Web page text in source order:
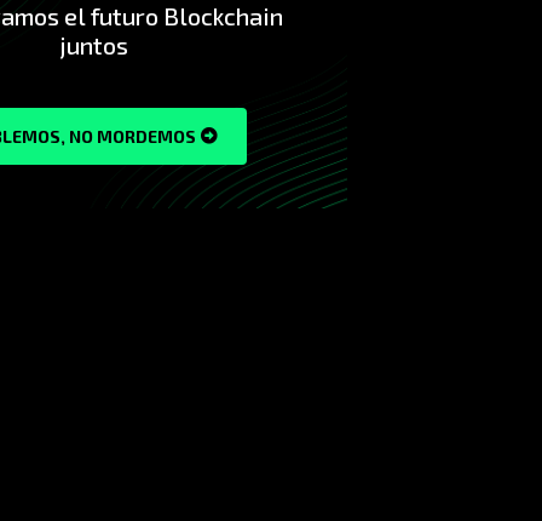
el futuro Blockchain
juntos
NO MORDEMOS